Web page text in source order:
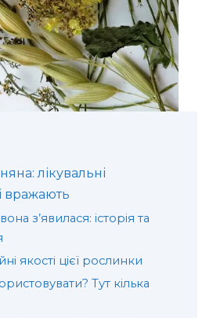
лікувальні
вражають
з’явилася: історія та
якості цієї рослинки
Тут кілька